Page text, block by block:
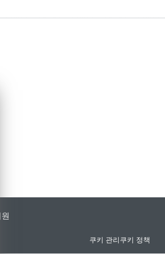
쿠키 관리쿠키 정책